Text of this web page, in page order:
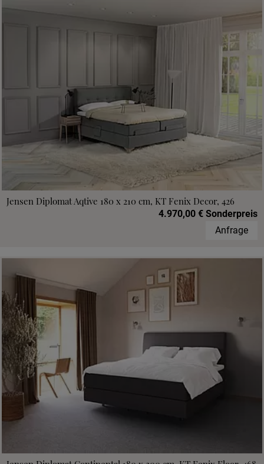
Jensen Diplomat Aqtive 180 x 210 cm, KT Fenix Decor, 426
4.970,00 € Sonderpreis
Anfrage